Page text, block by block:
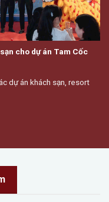
cho dự án Tam Cốc
dự án khách sạn, resort